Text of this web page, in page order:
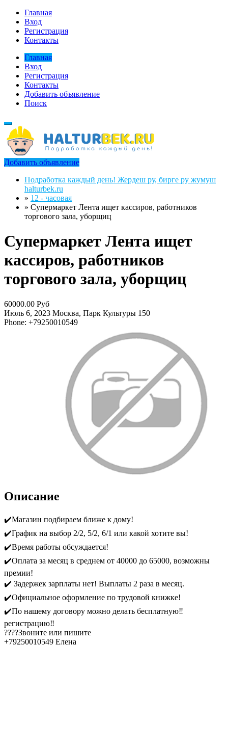
Главная
Вход
Регистрация
Контакты
Главная
Вход
Регистрация
Контакты
Добавить объявление
Поиск
Добавить объявление
Подработка каждый день! Жердеш ру, бирге ру жумуш
halturbek.ru
» 12 - часовая
» Супермаркет Лента ищет кассиров, работников
торгового зала, уборщиц
Супермаркет Лента ищет
кассиров, работников
торгового зала, уборщиц
60000.00 Руб
Июль 6, 2023 Москва, Парк Культуры 150
Phone: +79250010549
Описание
✔️Магазин подбираем ближе к дому!
✔️График на выбор 2/2, 5/2, 6/1 или какой хотите вы!
✔️Время работы обсуждается!
✔️Оплата за месяц в среднем от 40000 до 65000, возможны
премии!
✔️ Задержек зарплаты нет! Выплаты 2 раза в месяц.
✔️Официальное оформление по трудовой книжке!
✔️По нашему договору можно делать бесплатную‼️
регистрацию‼️
????Звоните или пишите
+79250010549 Елена